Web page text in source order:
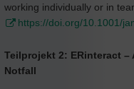
working individually or in
https://doi.org/10.1001/
Teilprojekt 2: ERinteract
Notfall